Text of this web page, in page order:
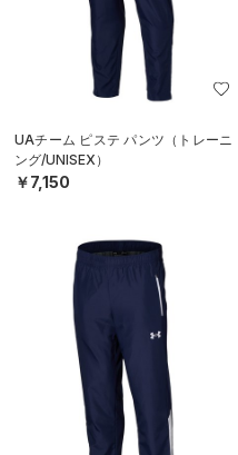
UAチーム ピステ パンツ（トレーニ
ング/UNISEX）
￥7,150